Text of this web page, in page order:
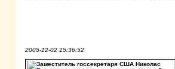
2005-12-02 15:36:52